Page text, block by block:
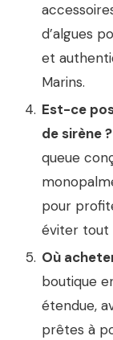
d’algues
et
Marins.
Est-ce
de sirène ?
queue
pour
éviter tout
Où
boutique
étendue,
prêtes à